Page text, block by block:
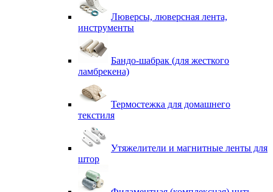
Люверсы, люверсная лента,
инструменты
Бандо-шабрак (для жесткого
ламбрекена)
Термостежка для домашнего
текстиля
Утяжелители и магнитные ленты для
штор